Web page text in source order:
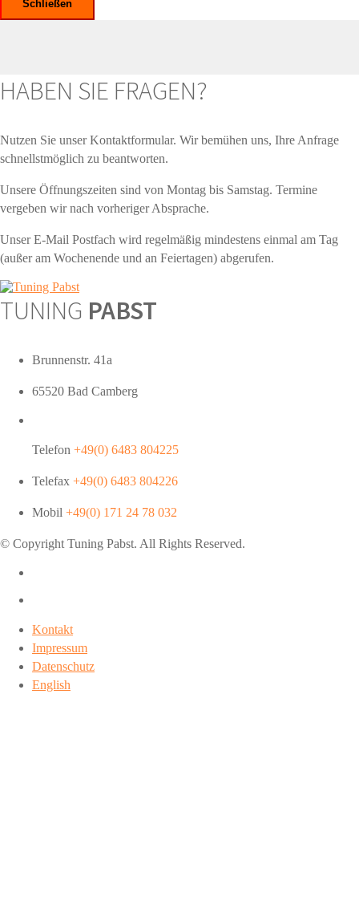
Schließen
HABEN SIE FRAGEN?
Nutzen Sie unser Kontaktformular. Wir bemühen uns, Ihre Anfrage
schnellstmöglich zu beantworten.
Unsere Öffnungszeiten sind von Montag bis Samstag. Termine
vergeben wir nach vorheriger Absprache.
Unser E-Mail Postfach wird regelmäßig mindestens einmal am Tag
(außer am Wochenende und an Feiertagen) abgerufen.
TUNING PABST
Brunnenstr. 41a
65520 Bad Camberg
Telefon +49(0) 6483 804225
Telefax +49(0) 6483 804226
Mobil +49(0) 171 24 78 032
© Copyright Tuning Pabst. All Rights Reserved.
Kontakt
Impressum
Datenschutz
English